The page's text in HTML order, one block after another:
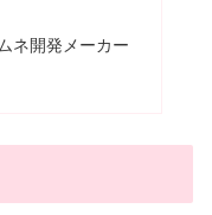
ネ開発メーカー